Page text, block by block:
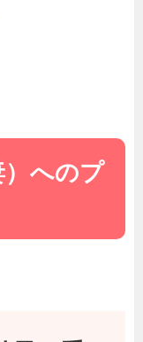
へのプ